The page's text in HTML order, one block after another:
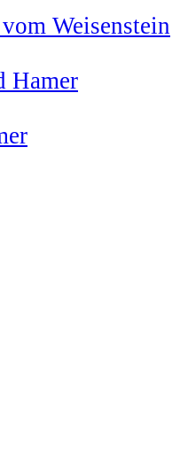
Weisenstein
Hamer